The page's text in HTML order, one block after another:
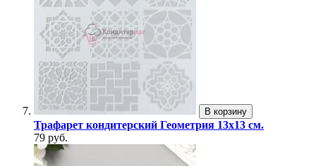
В корзину
Трафарет кондитерский Геометрия 13х13 см.
79 руб.